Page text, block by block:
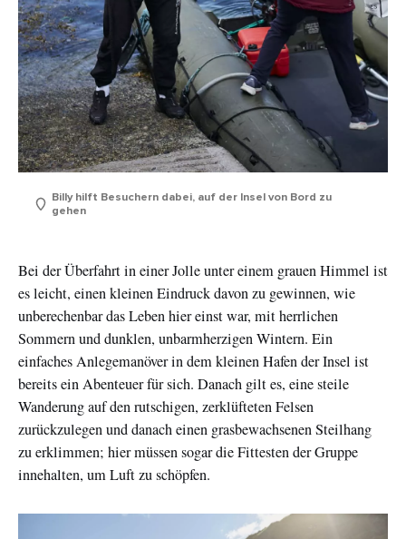
Billy hilft Besuchern dabei, auf der Insel von Bord zu
gehen
Bei der Überfahrt in einer Jolle unter einem grauen Himmel ist
es leicht, einen kleinen Eindruck davon zu gewinnen, wie
unberechenbar das Leben hier einst war, mit herrlichen
Sommern und dunklen, unbarmherzigen Wintern. Ein
einfaches Anlegemanöver in dem kleinen Hafen der Insel ist
bereits ein Abenteuer für sich. Danach gilt es, eine steile
Wanderung auf den rutschigen, zerklüfteten Felsen
zurückzulegen und danach einen grasbewachsenen Steilhang
zu erklimmen; hier müssen sogar die Fittesten der Gruppe
innehalten, um Luft zu schöpfen.